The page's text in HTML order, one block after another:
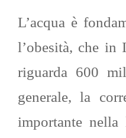
L’acqua è
l’obesità, che in
riguarda 600
generale, la
importante nella